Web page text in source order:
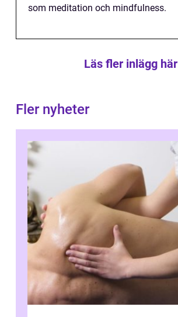
som meditation och mindfulness.
Läs fler inlägg här
Fler nyheter